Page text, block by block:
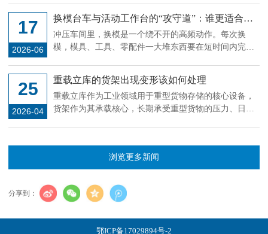
17
2026-06
换模台车与活动工作台的“攻守道”：谁更适合你
的冲压线?
冲压车间里，换模是一个绕不开的高频动作。每次换
模，模具、工具、零配件一大堆东西要在短时间内完成
厂在选型时容易陷入一个误区：觉得贵的就是对的，或
者别人用什么自己就跟什么。其实这两种设备的适用场
景差异很大，选错了不但省不了时间，反而添堵。
25
2026-04
重载立库的货架出现变形该如何处理
重载立库作为工业领域用于重型货物存储的核心设备，
货架作为其承载核心，长期承受重型货物的压力、日常
物倾倒、货架坍塌等安全隐患，影响立库正常运行。因
此，掌握科学的变形处理方法，及时排查整改，是保障
重载立库安全、稳定运行的关键，处理过程需遵循“先排
查、再评估、后处理”的原则，结合变形程度采取针对性
措施。
浏览更多新闻
分享到：
鄂ICP备17029894号-2